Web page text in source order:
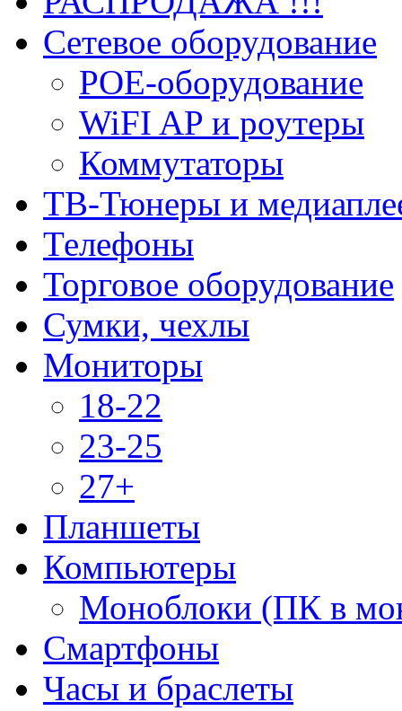
Сетевое оборудование
POE-оборудование
WiFI AP и роутеры
Коммутаторы
ТВ-Тюнеры и
Телефоны
Торговое оборудование
Сумки, чехлы
Мониторы
18-22
23-25
27+
Планшеты
Компьютеры
Моноблоки (ПК в
Смартфоны
Часы и браслеты